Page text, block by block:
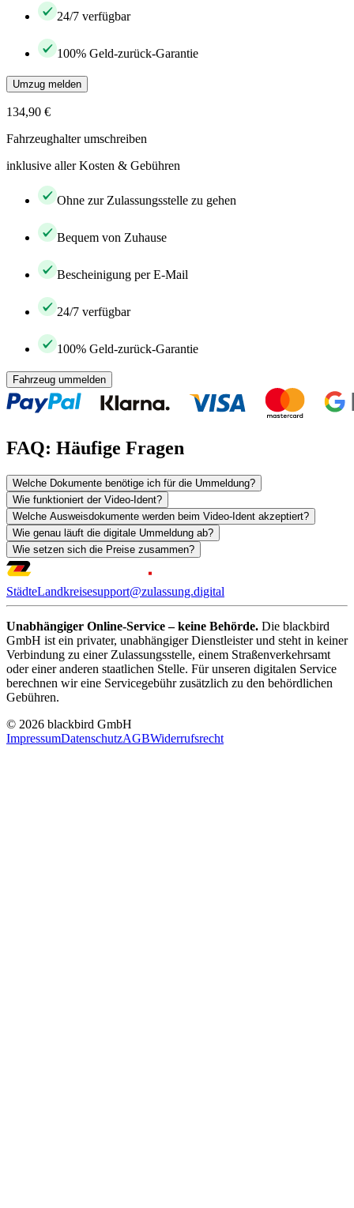
24/7 verfügbar
100% Geld-zurück-Garantie
Umzug melden
134,90 €
Fahrzeughalter umschreiben
inklusive aller Kosten & Gebühren
Ohne zur Zulassungsstelle zu gehen
Bequem von Zuhause
Bescheinigung per E-Mail
24/7 verfügbar
100% Geld-zurück-Garantie
Fahrzeug ummelden
FAQ: Häufige Fragen
Welche Dokumente benötige ich für die Ummeldung?
Wie funktioniert der Video-Ident?
Welche Ausweisdokumente werden beim Video-Ident akzeptiert?
Wie genau läuft die digitale Ummeldung ab?
Wie setzen sich die Preise zusammen?
StädteLandkreisesupport@zulassung.digital
Unabhängiger Online-Service – keine Behörde. Die blackbird
GmbH ist ein privater, unabhängiger Dienstleister und steht in keiner
Verbindung zu einer Zulassungsstelle, einem Straßenverkehrsamt
oder einer anderen staatlichen Stelle. Für unseren digitalen Service
berechnen wir eine Servicegebühr zusätzlich zu den behördlichen
Gebühren.
© 2026 blackbird GmbH
ImpressumDatenschutzAGBWiderrufsrecht